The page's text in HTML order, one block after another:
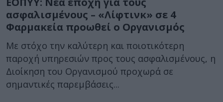
ασφαλισμένους – «Λίφτινκ» σε 4
Φαρμακεία προωθεί ο Οργανισμός
Με στόχο την καλύτερη και ποιοτικότερη
παροχή υπηρεσιών προς τους ασφαλισμένους, η
Διοίκηση του Οργανισμού προχωρά σε
σημαντικές παρεμβάσεις...